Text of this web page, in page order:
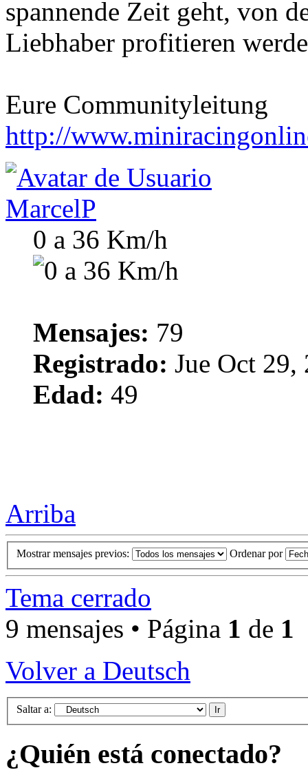
spannende Zeit geht, von
Liebhaber profitieren
Eure Communityleitung
http://
MarcelP
0 a 36 Km/h
Mensajes: 79
Registrado: Jue Oct 29,
Edad: 49
Arriba
Mostrar mensajes previos: Ordenar por
Tema cerrado
9 mensajes • Página 1 de 1
Volver a Deutsch
Saltar a:
¿Quién está conectado?